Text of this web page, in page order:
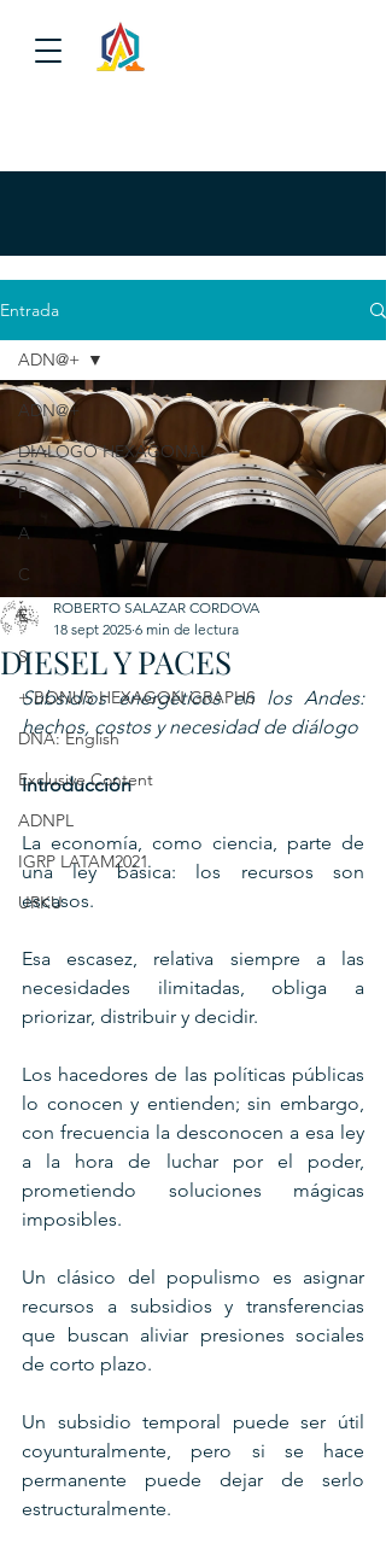
Entrada
ADN@+
DIALOGO HEXAGONAL
P
A
C
E
S
+ BONUS HEXAGON GRAPHS
DNA: English
Exclusive Content
ADNPL
IGRP LATAM2021
URKU
ADN@+
DIESEL Y PACES
ROBERTO SALAZAR CORDOVA
18 sept 2025 6 min de lectura
Subsidios energéticos en los Andes:
hechos, costos y necesidad de diálogo
Introducción
La economía, como ciencia, parte de
una ley básica: los recursos son
escasos.
Esa escasez, relativa siempre a las
necesidades ilimitadas, obliga a
priorizar, distribuir y decidir.
Los hacedores de las políticas públicas
lo conocen y entienden; sin embargo,
con frecuencia la desconocen a esa ley
a la hora de luchar por el poder,
prometiendo soluciones mágicas
imposibles.
Un clásico del populismo es asignar
recursos a subsidios y transferencias
que buscan aliviar presiones sociales
de corto plazo.
Un subsidio temporal puede ser útil
coyunturalmente, pero si se hace
permanente puede dejar de serlo
estructuralmente.